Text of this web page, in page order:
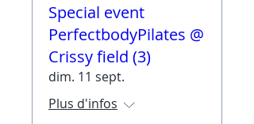
Special event
PerfectbodyPilates @
Crissy field (3)
dim. 11 sept.
Plus d'infos